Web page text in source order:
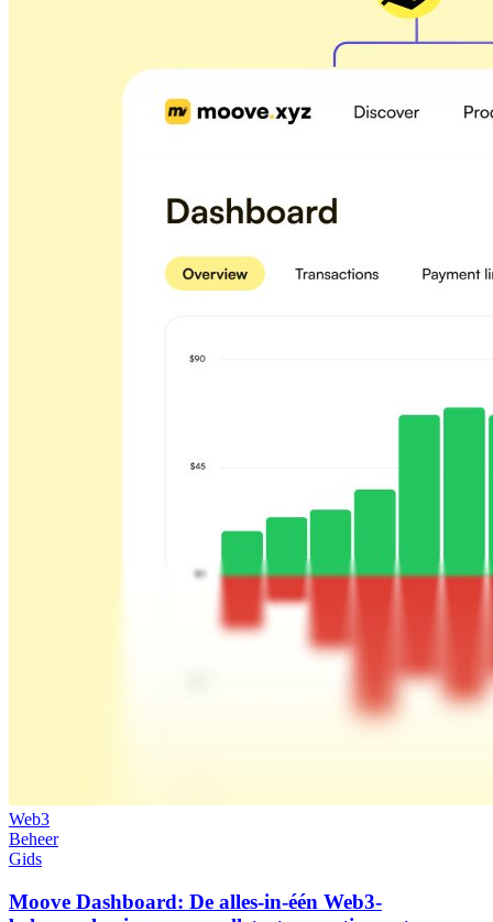
Web3
Beheer
Gids
Moove Dashboard: De alles-in-één Web3-